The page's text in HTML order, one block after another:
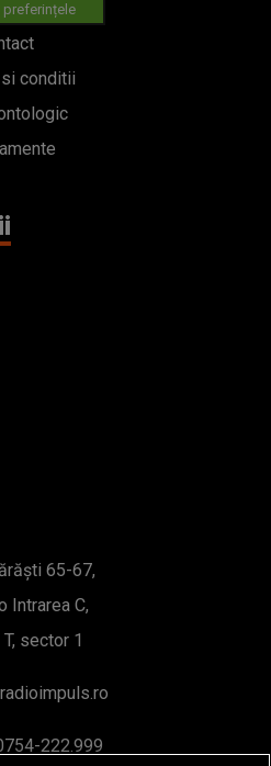
preferințele
conditii
65-67,
Intrarea C,
sector 1
222.999